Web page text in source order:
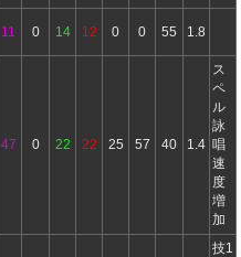
11 0 14 12 0 0 55 1.8
47 0 22 22 25 57 40 1.4
ス
ペ
ル
詠
唱
速
度
増
加
技1